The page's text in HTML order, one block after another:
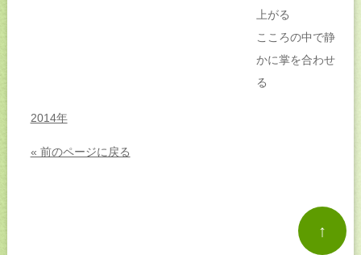
上がる
こころの中で静
かに掌を合わせ
る
2014年
« 前のページに戻る
↑